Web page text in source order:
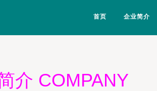
首页 企业简介
介 COMPANY